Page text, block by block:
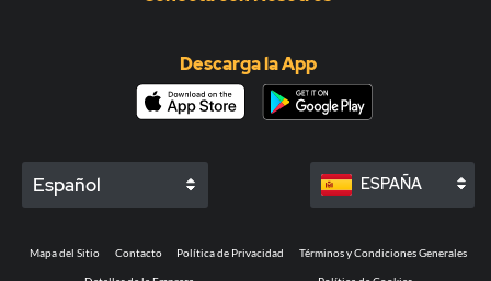
Descarga la App
Español ESPAÑA
Mapa del Sitio Contacto Política de Privacidad Términos y Condiciones Generales